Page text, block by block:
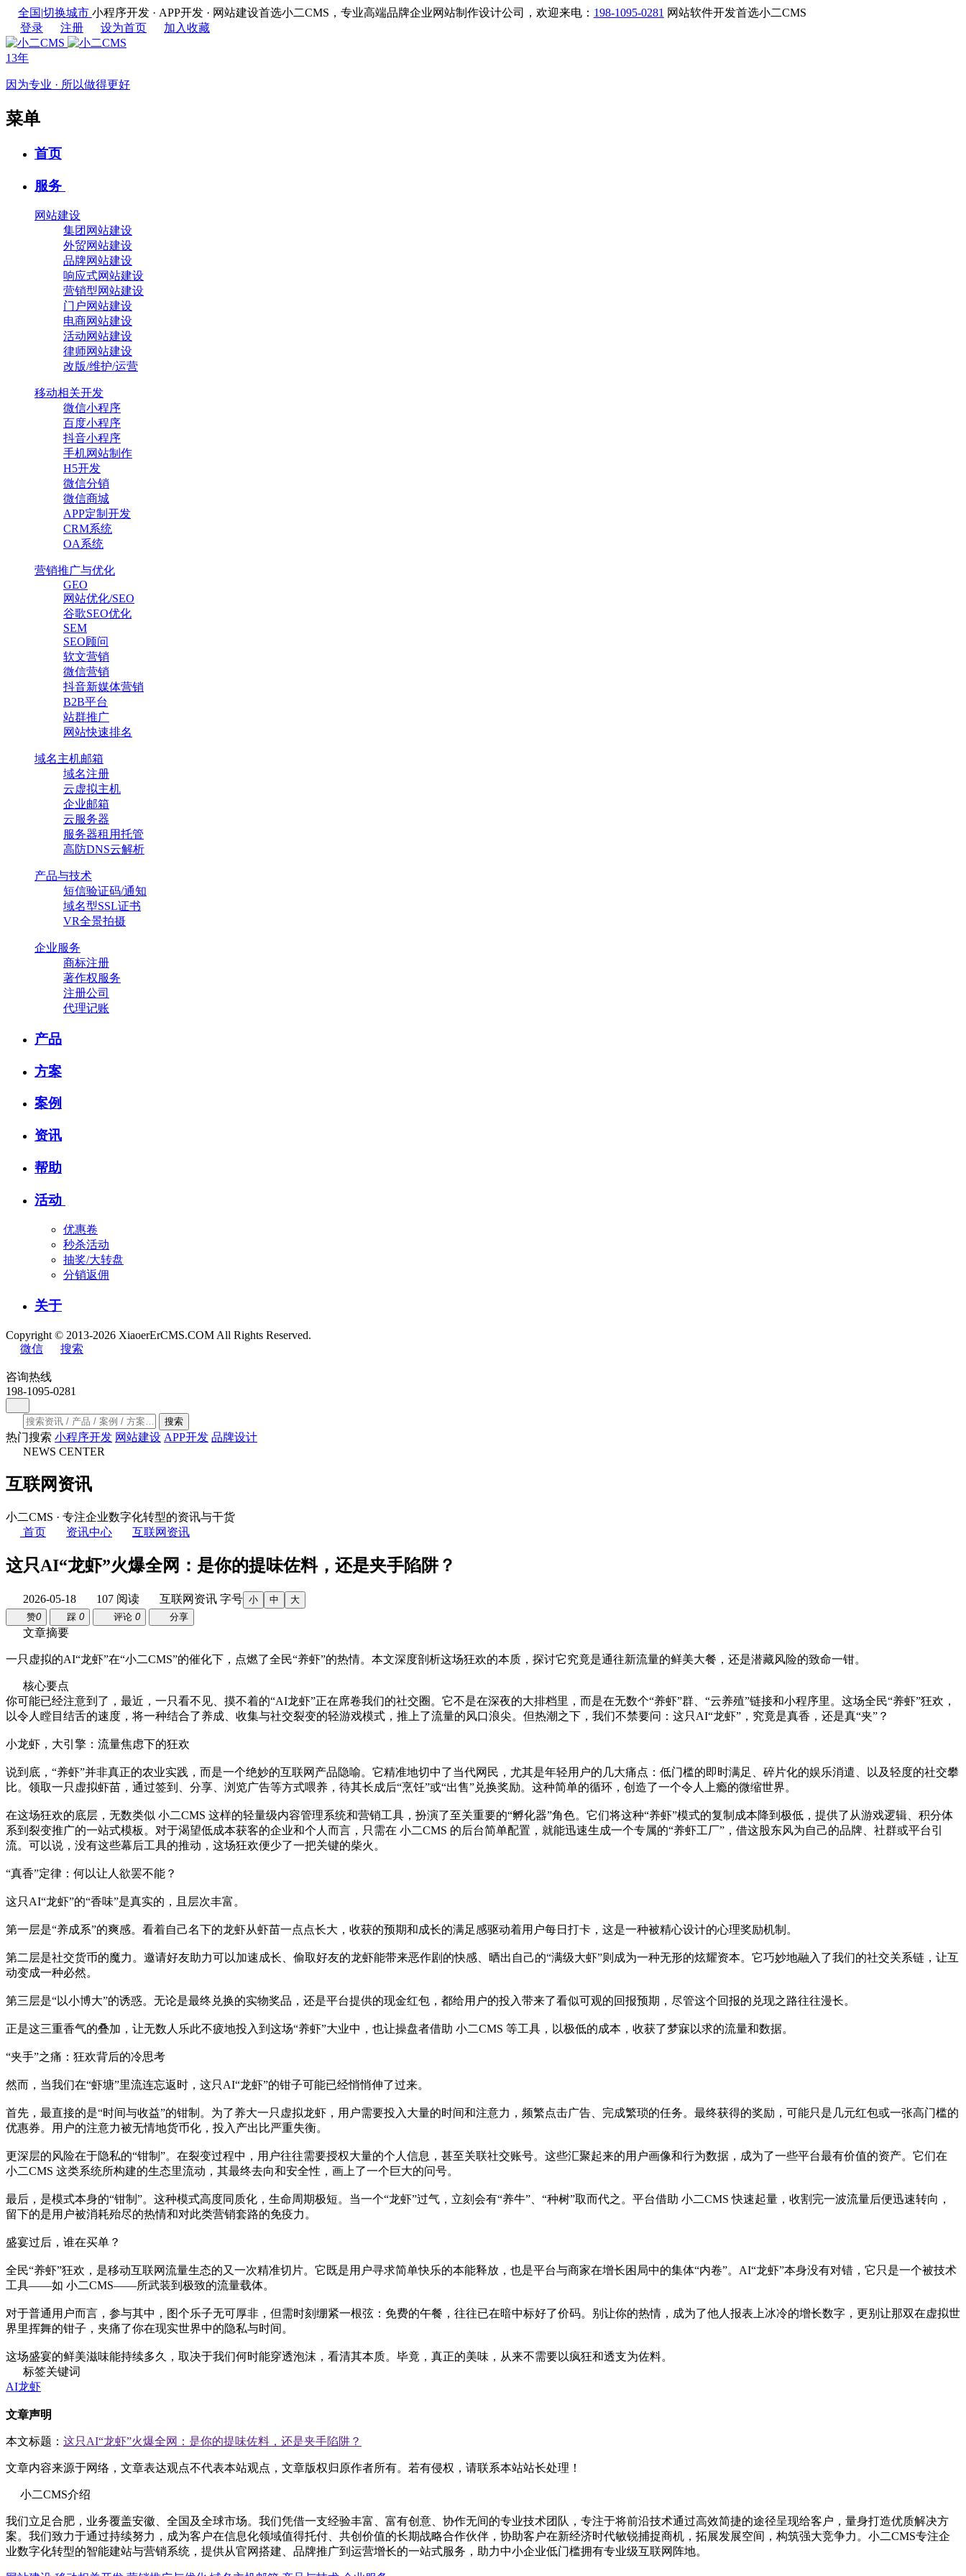
全国|切换城市 小程序开发 · APP开发 · 网站建设首选小二CMS，专业高端品牌企业网站制作设计公司，欢迎来电： 198-1095-0281 网站软件开发首选小二CMS
登录
注册 设为首页 加入收藏
13年
因为专业 · 所以做得更好
菜单
首页
服务
网站建设
集团网站建设
外贸网站建设
品牌网站建设
响应式网站建设
营销型网站建设
门户网站建设
电商网站建设
活动网站建设
律师网站建设
改版/维护/运营
移动相关开发
微信小程序
百度小程序
抖音小程序
手机网站制作
H5开发
微信分销
微信商城
APP定制开发
CRM系统
OA系统
营销推广与优化
GEO
网站优化/SEO
谷歌SEO优化
SEM
SEO顾问
软文营销
微信营销
抖音新媒体营销
B2B平台
站群推广
网站快速排名
域名主机邮箱
域名注册
云虚拟主机
企业邮箱
云服务器
服务器租用托管
高防DNS云解析
产品与技术
短信验证码/通知
域名型SSL证书
VR全景拍摄
企业服务
商标注册
著作权服务
注册公司
代理记账
产品
方案
案例
资讯
帮助
活动
优惠卷
秒杀活动
抽奖/大转盘
分销返佣
关于
Copyright © 2013-2026 XiaoerErCMS.COM All Rights Reserved.
微信
搜索
咨询热线
198-1095-0281
搜索
热门搜索 小程序开发 网站建设 APP开发 品牌设计
NEWS CENTER
互联网资讯
小二CMS · 专注企业数字化转型的资讯与干货
首页
资讯中心 互联网资讯
这只AI“龙虾”火爆全网：是你的提味佐料，还是夹手陷阱？
2026-05-18 107 阅读 互联网资讯 字号 小 中
大
赞0 踩 0 评论 0 分享
文章摘要
一只虚拟的AI“龙虾”在“小二CMS”的催化下，点燃了全民“养虾”的热情。本文深度剖析这场狂欢的本质，探讨它究竟是通往新流量的鲜美大餐，还是潜藏风险的致命一钳。
核心要点
你可能已经注意到了，最近，一只看不见、摸不着的“AI龙虾”正在席卷我们的社交圈。它不是在深夜的大排档里，而是在无数个“养虾”群、“云养殖”链接和小程序里。这场全民“养虾”狂欢，
以令人瞠目结舌的速度，将一种结合了养成、收集与社交裂变的轻游戏模式，推上了流量的风口浪尖。但热潮之下，我们不禁要问：这只AI“龙虾”，究竟是真香，还是真“夹”？
小龙虾，大引擎：流量焦虑下的狂欢
说到底，“养虾”并非真正的农业实践，而是一个绝妙的互联网产品隐喻。它精准地切中了当代网民，尤其是年轻用户的几大痛点：低门槛的即时满足、碎片化的娱乐消遣、以及轻度的社交攀
比。领取一只虚拟虾苗，通过签到、分享、浏览广告等方式喂养，待其长成后“烹饪”或“出售”兑换奖励。这种简单的循环，创造了一个令人上瘾的微缩世界。
在这场狂欢的底层，无数类似 小二CMS 这样的轻量级内容管理系统和营销工具，扮演了至关重要的“孵化器”角色。它们将这种“养虾”模式的复制成本降到极低，提供了从游戏逻辑、积分体
系到裂变推广的一站式模板。对于渴望低成本获客的企业和个人而言，只需在 小二CMS 的后台简单配置，就能迅速生成一个专属的“养虾工厂”，借这股东风为自己的品牌、社群或平台引
流。可以说，没有这些幕后工具的推动，这场狂欢便少了一把关键的柴火。
“真香”定律：何以让人欲罢不能？
这只AI“龙虾”的“香味”是真实的，且层次丰富。
第一层是“养成系”的爽感。看着自己名下的龙虾从虾苗一点点长大，收获的预期和成长的满足感驱动着用户每日打卡，这是一种被精心设计的心理奖励机制。
第二层是社交货币的魔力。邀请好友助力可以加速成长、偷取好友的龙虾能带来恶作剧的快感、晒出自己的“满级大虾”则成为一种无形的炫耀资本。它巧妙地融入了我们的社交关系链，让互
动变成一种必然。
第三层是“以小博大”的诱惑。无论是最终兑换的实物奖品，还是平台提供的现金红包，都给用户的投入带来了看似可观的回报预期，尽管这个回报的兑现之路往往漫长。
正是这三重香气的叠加，让无数人乐此不疲地投入到这场“养虾”大业中，也让操盘者借助 小二CMS 等工具，以极低的成本，收获了梦寐以求的流量和数据。
“夹手”之痛：狂欢背后的冷思考
然而，当我们在“虾塘”里流连忘返时，这只AI“龙虾”的钳子可能已经悄悄伸了过来。
首先，最直接的是“时间与收益”的钳制。为了养大一只虚拟龙虾，用户需要投入大量的时间和注意力，频繁点击广告、完成繁琐的任务。最终获得的奖励，可能只是几元红包或一张高门槛的
优惠券。用户的注意力被无情地货币化，投入产出比严重失衡。
更深层的风险在于隐私的“钳制”。在裂变过程中，用户往往需要授权大量的个人信息，甚至关联社交账号。这些汇聚起来的用户画像和行为数据，成为了一些平台最有价值的资产。它们在
小二CMS 这类系统所构建的生态里流动，其最终去向和安全性，画上了一个巨大的问号。
最后，是模式本身的“钳制”。这种模式高度同质化，生命周期极短。当一个“龙虾”过气，立刻会有“养牛”、“种树”取而代之。平台借助 小二CMS 快速起量，收割完一波流量后便迅速转向，
留下的是用户被消耗殆尽的热情和对此类营销套路的免疫力。
盛宴过后，谁在买单？
全民“养虾”狂欢，是移动互联网流量生态的又一次精准切片。它既是用户寻求简单快乐的本能释放，也是平台与商家在增长困局中的集体“内卷”。AI“龙虾”本身没有对错，它只是一个被技术
工具——如 小二CMS——所武装到极致的流量载体。
对于普通用户而言，参与其中，图个乐子无可厚非，但需时刻绷紧一根弦：免费的午餐，往往已在暗中标好了价码。别让你的热情，成为了他人报表上冰冷的增长数字，更别让那双在虚拟世
界里挥舞的钳子，夹痛了你在现实世界中的隐私与时间。
这场盛宴的鲜美滋味能持续多久，取决于我们何时能穿透泡沫，看清其本质。毕竟，真正的美味，从来不需要以疯狂和透支为佐料。
标签关键词
AI龙虾
文章声明
本文标题： 这只AI“龙虾”火爆全网：是你的提味佐料，还是夹手陷阱？
文章内容来源于网络，文章表达观点不代表本站观点，文章版权归原作者所有。若有侵权，请联系本站站长处理！
小二CMS介绍
我们立足合肥，业务覆盖安徽、全国及全球市场。我们凭借一支经验丰富、富有创意、协作无间的专业技术团队，专注于将前沿技术通过高效简捷的途径呈现给客户，量身打造优质解决方
案。我们致力于通过持续努力，成为客户在信息化领域值得托付、共创价值的长期战略合作伙伴，协助客户在新经济时代敏锐捕捉商机，拓展发展空间，构筑强大竞争力。小二CMS专注企
业数字化转型的智能建站与营销系统，提供从官网搭建、品牌推广到运营增长的一站式服务，助力中小企业低门槛拥有专业级互联网阵地。